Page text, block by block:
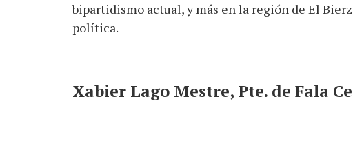
bipartidismo actual, y más en la región de El
política.
Xabier Lago Mestre, Pte. de Fala